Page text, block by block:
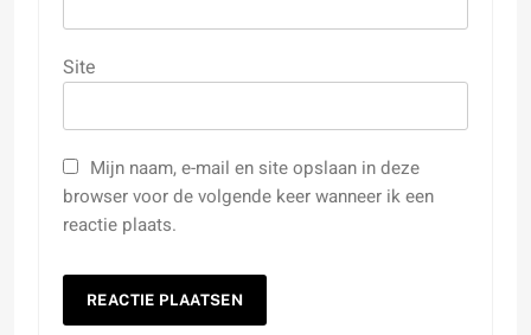
Site
Mijn naam, e-mail en site opslaan in deze
browser voor de volgende keer wanneer ik een
reactie plaats.